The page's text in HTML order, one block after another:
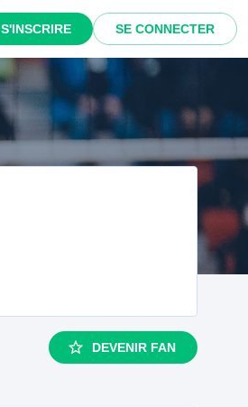
S'INSCRIRE SE CONNECTER
DEVENIR FAN